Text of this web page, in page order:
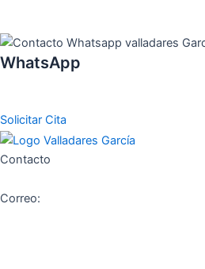
WhatsApp
Solicitar Cita
Contacto
Correo: